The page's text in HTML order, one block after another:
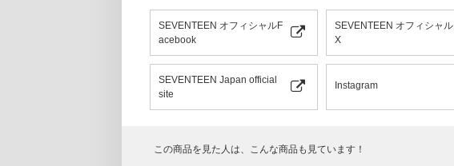
SEVENTEEN オフィシャルF
acebook
SEVENTEEN オフィシャル
X
SEVENTEEN Japan official
site
Instagram
この商品を見た人は、こんな商品も見ています！